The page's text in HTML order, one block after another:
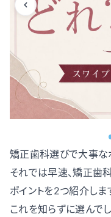
矯正歯科選びで大事な
それでは早速、矯正歯
ポイントを2つ紹介しま
これを知らずに選んで